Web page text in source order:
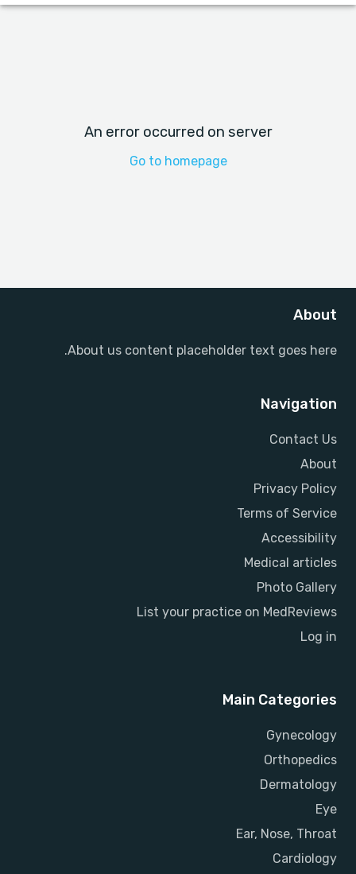
An error occurred on server
Go to homepage
About
About us content placeholder text goes here.
Navigation
Contact Us
About
Privacy Policy
Terms of Service
Accessibility
Medical articles
Photo Gallery
List your practice on MedReviews
Log in
Main Categories
Gynecology
Orthopedics
Dermatology
Eye
Ear, Nose, Throat
Cardiology